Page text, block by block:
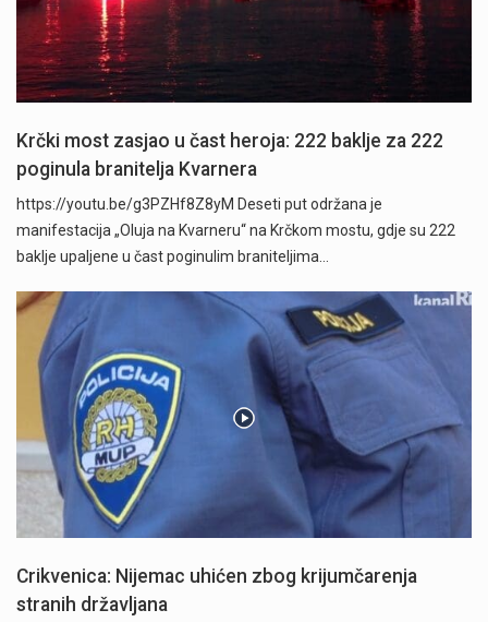
Krčki most zasjao u čast heroja: 222 baklje za 222
poginula branitelja Kvarnera
https://youtu.be/g3PZHf8Z8yM Deseti put održana je
manifestacija „Oluja na Kvarneru“ na Krčkom mostu, gdje su 222
baklje upaljene u čast poginulim braniteljima…
Crikvenica: Nijemac uhićen zbog krijumčarenja
stranih državljana